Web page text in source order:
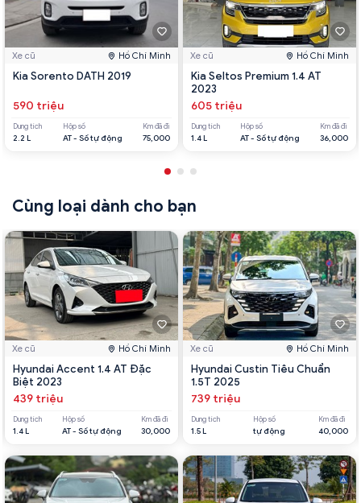
Xe cũ Hồ Chí Minh
Kia Sorento DATH 2019
590 triệu
Dung tích
2.2 L
Hộp số
AT - Số tự động
Km đã đi
75,000
Xe cũ Hồ Chí Minh
Kia Seltos Premium 1.4 AT
2023
605 triệu
Dung tích
1.4 L
Hộp số
AT - Số tự động
Km đã đi
36,000
Cùng loại dành cho bạn
Xe cũ Hồ Chí Minh
Hyundai Accent 1.4 AT Đặc
Biệt 2023
439 triệu
Dung tích
1.4 L
Hộp số
AT - Số tự động
Km đã đi
30,000
Xe cũ Hồ Chí Minh
Hyundai Custin Tiêu Chuẩn
1.5T 2025
739 triệu
Dung tích
1.5 L
Hộp số
tự động
Km đã đi
40,000